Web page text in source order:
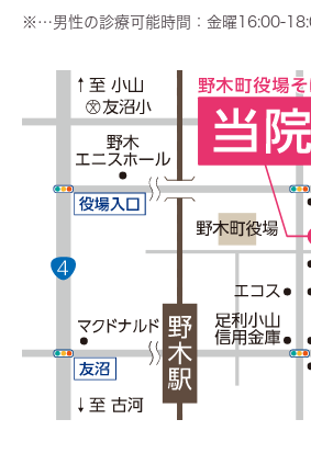
※…男性の診療可能時間：金曜16:00-